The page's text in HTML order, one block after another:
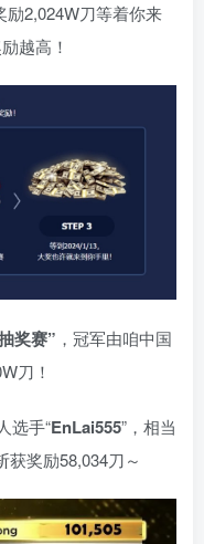
励2,024W刀等着你来
越高！
奖赛” ，冠军由咱中国
刀！
选手“EnLai555”，相当
获奖励58,034刀～